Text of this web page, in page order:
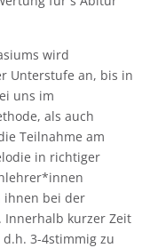
wird
Unterstufe an, bis in
uns im
als auch
Teilnahme am
in richtiger
ihnen bei der
Innerhalb kurzer Zeit
3-4stimmig zu